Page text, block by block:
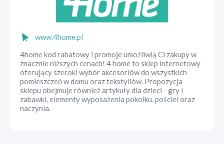
www.4home.pl
4home kod rabatowy i promoje umożliwią Ci zakupy w
znacznie niższych cenach! 4 home to sklep internetowy
oferujący szeroki wybór akcesoriów do wszystkich
pomieszczeń w domu oraz tekstyliów. Propozycja
sklepu obejmuje również artykuły dla dzieci - gry i
zabawki, elementy wyposażenia pokoiku, pościel oraz
naczynia.